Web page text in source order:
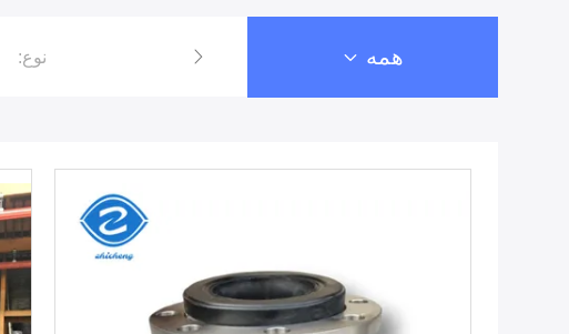
همه نوع:درز انبساط لاستیکی